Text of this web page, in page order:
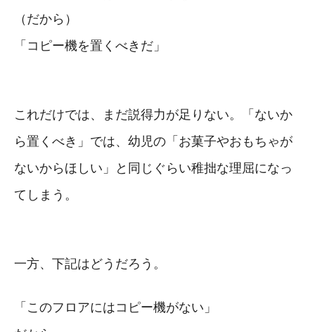
（だから）
「コピー機を置くべきだ」
これだけでは、まだ説得力が足りない。「ないか
ら置くべき」では、幼児の「お菓子やおもちゃが
ないからほしい」と同じぐらい稚拙な理屈になっ
てしまう。
一方、下記はどうだろう。
「このフロアにはコピー機がない」